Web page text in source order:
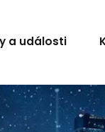
a události